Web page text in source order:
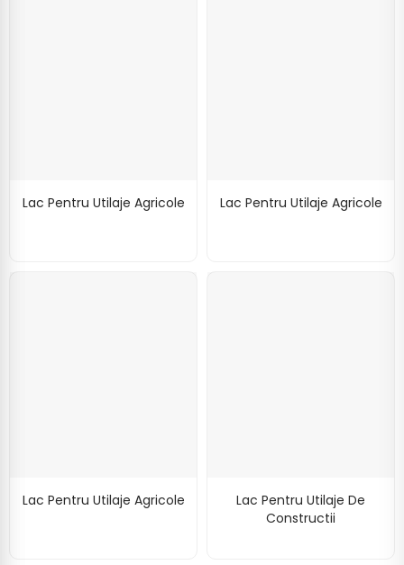
Lac Pentru Utilaje Agricole Lac Pentru Utilaje Agricole
Lac Pentru Utilaje Agricole
Lac Pentru Utilaje De
Constructii